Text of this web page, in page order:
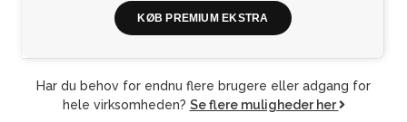
KØB PREMIUM EKSTRA
Har du behov for endnu flere brugere eller adgang for
hele virksomheden? Se flere muligheder her